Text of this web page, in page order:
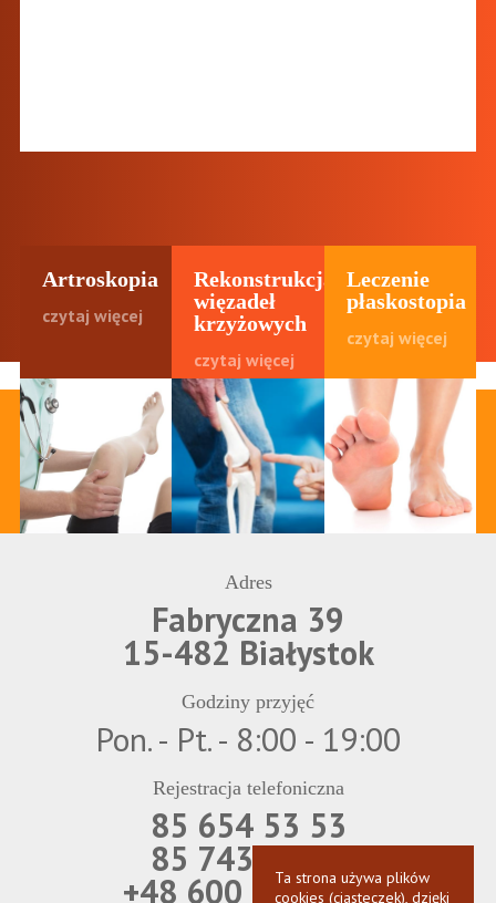
Artroskopia
czytaj więcej
Rekonstrukcja
więzadeł
krzyżowych
czytaj więcej
Leczenie
płaskostopia
czytaj więcej
Adres
Fabryczna 39
15-482 Białystok
Godziny przyjęć
Pon. - Pt. - 8:00 - 19:00
Rejestracja telefoniczna
85 654 53 53
85 743 69 21
+48 600 850 566
Ta strona używa plików
cookies (ciasteczek), dzięki